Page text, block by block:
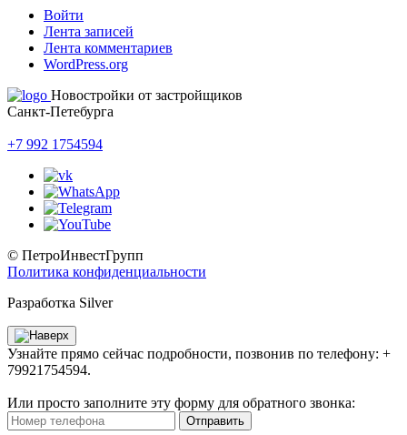
Войти
Лента записей
Лента комментариев
WordPress.org
Новостройки от застройщиков
Санкт-Петебурга
+7 992 1754594
© ПетроИнвестГрупп
Политика конфиденциальности
Разработка Silver
Узнайте прямо сейчас подробности, позвонив по телефону: +
79921754594.
Или просто заполните эту форму для обратного звонка:
Отправить